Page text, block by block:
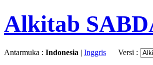
Alkitab
Antarmuka : Indonesia | Inggris Versi :